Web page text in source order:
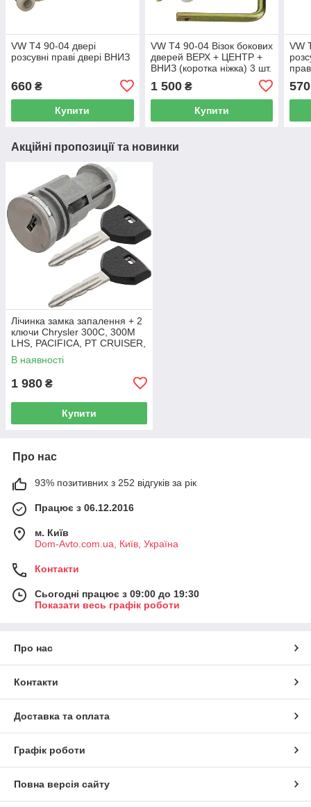
VW T4 90-04 двері
розсувні праві двері ВНИЗ
660 ₴
Купити
VW T4 90-04 Візок бокових
дверей ВЕРХ + ЦЕНТР +
ВНИЗ (коротка ніжка) 3 шт.
1 500₴
Купити
VW
570
Акційні пропозиції та новинки
Лічинка замка запалення + 2
ключи Chrysler 300C, 300M
LHS, PACIFICA, PT CRUISER,
SEBRING 5003843AB
В наявності
1 980 ₴
Купити
Про нас
93% позитивних з 252 відгуків за рік
Працює з 06.12.2016
м. Київ
Dom-Avto.com.ua, Київ, Україна
Контакти
Сьогодні працює з 09:00 до 19:30
Показати весь графік роботи
Про нас
Контакти
Доставка та оплата
Графік роботи
Повна версія сайту